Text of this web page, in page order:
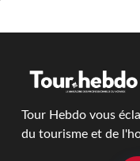
Tour Hebdo vous
du tourisme et de